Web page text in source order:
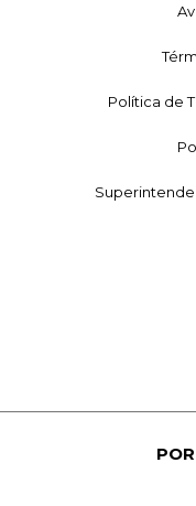
Política de